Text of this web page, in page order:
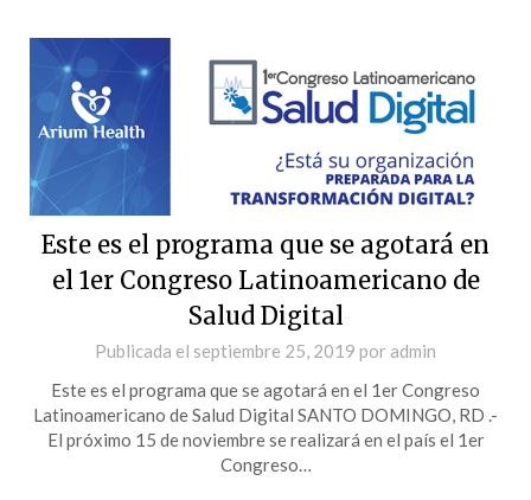
Este es el programa que se agotará en
el 1er Congreso Latinoamericano de
Salud Digital
Publicada el septiembre 25, 2019 por admin
Este es el programa que se agotará en el 1er Congreso
Latinoamericano de Salud Digital SANTO DOMINGO, RD .-
El próximo 15 de noviembre se realizará en el país el 1er
Congreso…